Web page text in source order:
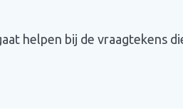
helpen bij de vraagtekens